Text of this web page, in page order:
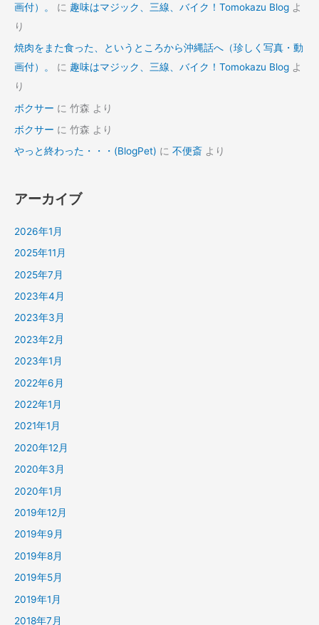
画付）。
に 趣味はマジック、三線、バイク！Tomokazu Blog よ
り
焼肉をまた食った、というところから沖縄話へ（珍しく写真・動
画付）。
に 趣味はマジック、三線、バイク！Tomokazu Blog よ
り
ボクサー に 竹森 より
ボクサー に 竹森 より
やっと終わった・・・(BlogPet) に 不便斎 より
アーカイブ
2026年1月
2025年11月
2025年7月
2023年4月
2023年3月
2023年2月
2023年1月
2022年6月
2022年1月
2021年1月
2020年12月
2020年3月
2020年1月
2019年12月
2019年9月
2019年8月
2019年5月
2019年1月
2018年7月